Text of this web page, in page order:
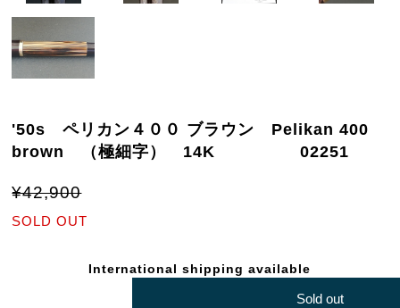
'50s ペリカン４００ ブラウン Pelikan 400
brown （極細字） 14K 02251
¥42,900
SOLD OUT
International shipping available
Sold out